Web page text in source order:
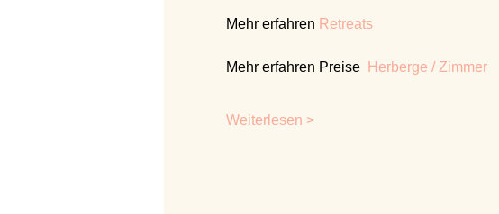
Mehr erfahren Retreats
Mehr erfahren Preise Herberge / Zimmer
Weiterlesen >